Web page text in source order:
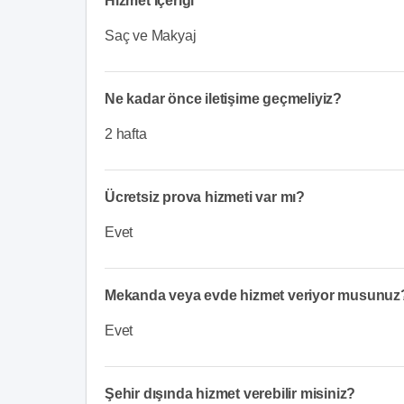
Saç ve Makyaj
Ne kadar önce iletişime geçmeliyiz?
2 hafta
Ücretsiz prova hizmeti var mı?
Evet
Mekanda veya evde hizmet veriyor
Evet
Şehir dışında hizmet verebilir misiniz?